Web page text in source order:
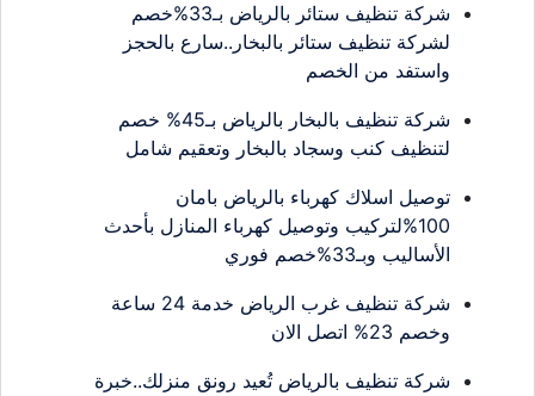
شركة تنظيف ستائر بالرياض بـ33%خصم
لشركة تنظيف ستائر بالبخار..سارع بالحجز
واستفد من الخصم
شركة تنظيف بالبخار بالرياض بـ45% خصم
لتنظيف كنب وسجاد بالبخار وتعقيم شامل
توصيل اسلاك كهرباء بالرياض بامان
100%لتركيب وتوصيل كهرباء المنازل بأحدث
الأساليب وبـ33%خصم فوري
شركة تنظيف غرب الرياض خدمة 24 ساعة
وخصم 23% اتصل الان
شركة تنظيف بالرياض تُعيد رونق منزلك..خبرة